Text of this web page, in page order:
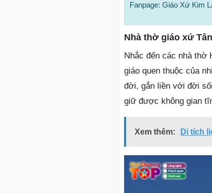
Fanpage: Giáo Xứ Kim
Nhà thờ giáo xứ
Nhắc đến các nhà thờ
giáo quen thuộc của
đời, gắn liền với đời
giữ được không gian
Xem thêm: Di tích